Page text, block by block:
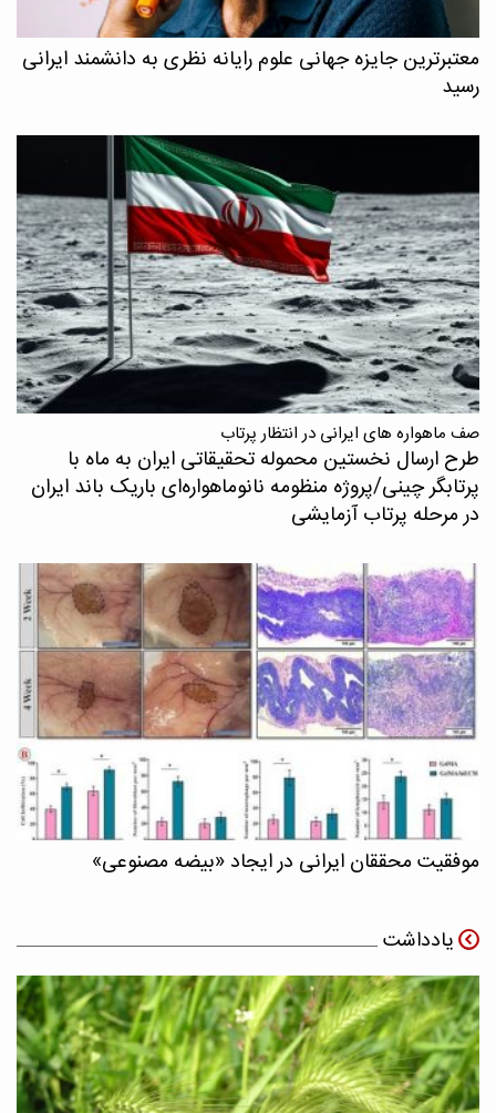
معتبرترین جایزه جهانی علوم رایانه نظری به دانشمند ایرانی
رسید
صف ماهواره های ایرانی در انتظار پرتاب
طرح ارسال نخستین محموله تحقیقاتی ایران به ماه با
پرتابگر چینی/پروژه منظومه نانوماهواره‌ای باریک باند ایران
در مرحله پرتاب آزمایشی
موفقیت محققان ایرانی در ایجاد «بیضه مصنوعی»
یادداشت